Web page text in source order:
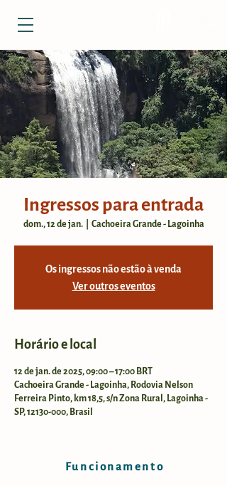
Ingressos para entrada
dom., 12 de jan.
  |
Cachoeira Grande - Lagoinha
Os ingressos não estão à venda
Ver outros eventos
Horário e local
12 de jan. de 2025, 09:00 – 17:00 BRT
Cachoeira Grande - Lagoinha, Rodovia Nelson
Ferreira Pinto, km 18,5, s/n Zona Rural, Lagoinha -
SP, 12130-000, Brasil
Funcionamento